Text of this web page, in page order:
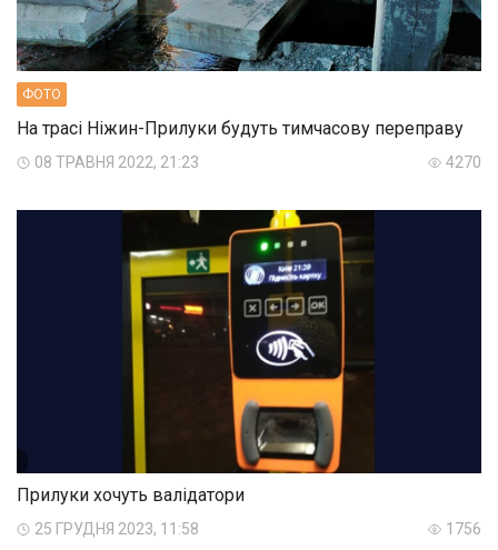
ФОТО
На трасі Ніжин-Прилуки будуть тимчасову переправу
08 ТРАВНЯ 2022, 21:23 4270
Прилуки хочуть валідатори
25 ГРУДНЯ 2023, 11:58 1756